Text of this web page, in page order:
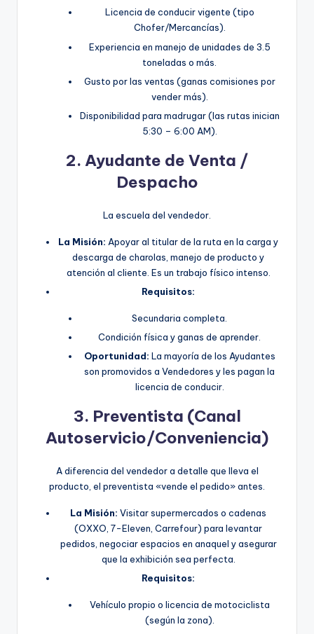
Licencia de conducir vigente (tipo
Chofer/Mercancías).
Experiencia en manejo de unidades de 3.5
toneladas o más.
Gusto por las ventas (ganas comisiones por
vender más).
Disponibilidad para madrugar (las rutas inician
5:30 – 6:00 AM).
2. Ayudante de Venta /
Despacho
La escuela del vendedor.
La Misión: Apoyar al titular de la ruta en la carga y
descarga de charolas, manejo de producto y
atención al cliente. Es un trabajo físico intenso.
Requisitos:
Secundaria completa.
Condición física y ganas de aprender.
Oportunidad: La mayoría de los Ayudantes
son promovidos a Vendedores y les pagan la
licencia de conducir.
3. Preventista (Canal
Autoservicio/Conveniencia)
A diferencia del vendedor a detalle que lleva el
producto, el preventista «vende el pedido» antes.
La Misión: Visitar supermercados o cadenas
(OXXO, 7-Eleven, Carrefour) para levantar
pedidos, negociar espacios en anaquel y asegurar
que la exhibición sea perfecta.
Requisitos:
Vehículo propio o licencia de motociclista
(según la zona).